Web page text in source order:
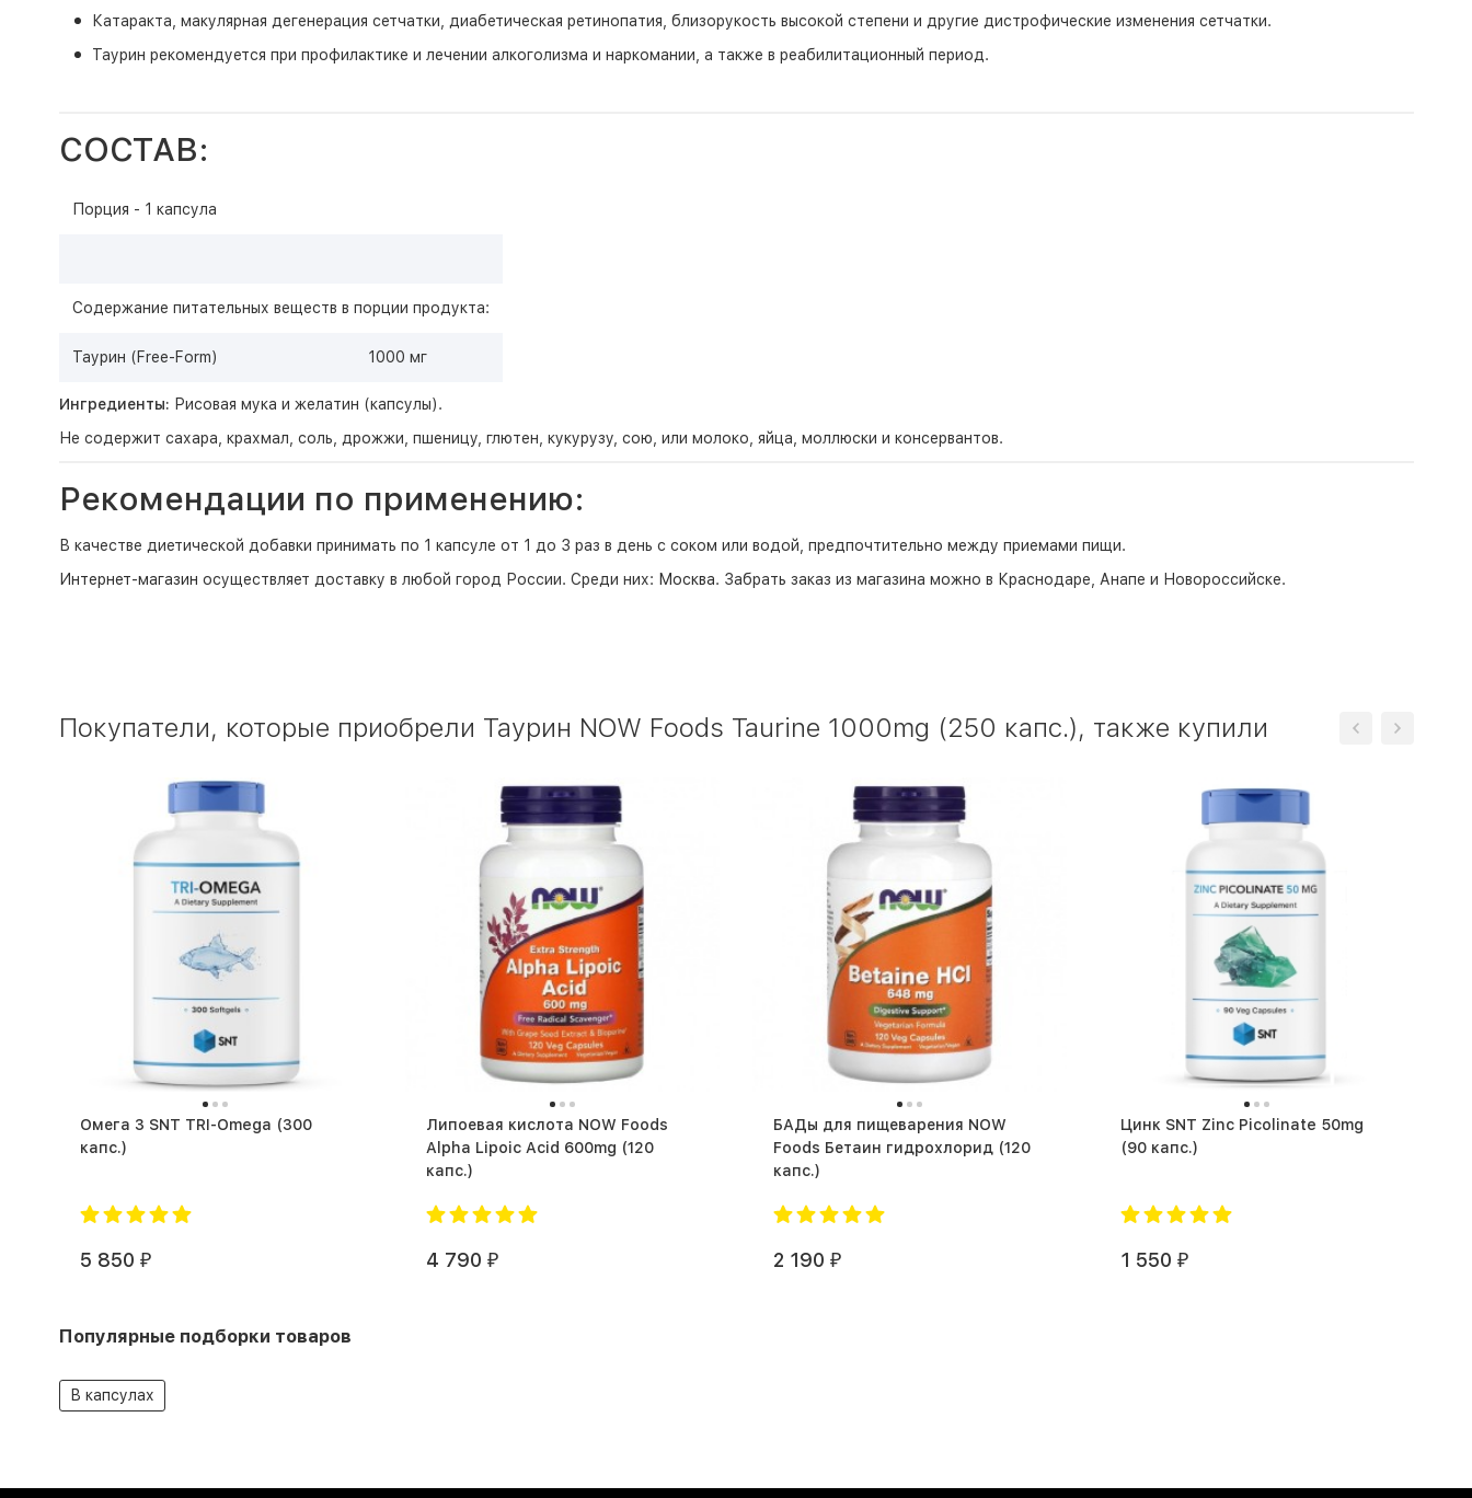
Катаракта, макулярная дегенерация сетчатки, диабетическая ретинопатия, близорукость высокой степени и другие дистрофические изменения сетчатки.
Таурин рекомендуется при профилактике и лечении алкоголизма и наркомании, а также в реабилитационный период.
СОСТАВ:
Порция - 1 капсула
Содержание питательных веществ в порции продукта:
Таурин (Free-Form) 1000 мг
Ингредиенты: Рисовая мука и желатин (капсулы).
Не содержит сахара, крахмал, соль, дрожжи, пшеницу, глютен, кукурузу, сою, или молоко, яйца, моллюски и консервантов.
Рекомендации по применению:
В качестве диетической добавки принимать по 1 капсуле от 1 до 3 раз в день с соком или водой, предпочтительно между приемами пищи.
Интернет-магазин осуществляет доставку в любой город России. Среди них: Москва. Забрать заказ из магазина можно в Краснодаре, Анапе и Новороссийске.
Покупатели, которые приобрели Таурин NOW Foods Taurine 1000mg (250 капс.), также купили
Омега 3 SNT TRI-Omega (300
капс.)
5 850 ₽
Липоевая кислота NOW Foods
Alpha Lipoic Acid 600mg (120
капс.)
4 790 ₽
БАДы для пищеварения NOW
Foods Бетаин гидрохлорид (120
капс.)
2 190 ₽
Цинк SNT Zinc Picolinate 50mg
(90 капс.)
1 550 ₽
Популярные подборки товаров
В капсулах